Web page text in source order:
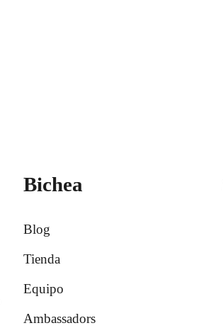
Bichea
Blog
Tienda
Equipo
Ambassadors